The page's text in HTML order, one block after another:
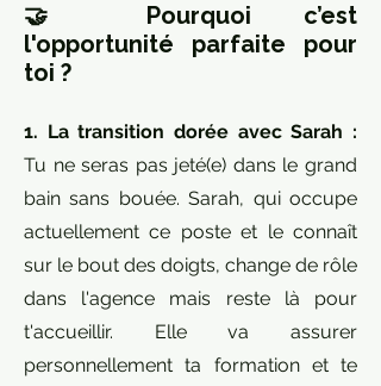
🤝 Pourquoi c’est
l'opportunité parfaite pour
toi ?
1. La transition dorée avec Sarah :
Tu ne seras pas jeté(e) dans le grand
bain sans bouée. Sarah, qui occupe
actuellement ce poste et le connaît
sur le bout des doigts, change de rôle
dans l'agence mais reste là pour
t'accueillir. Elle va assurer
personnellement ta formation et te